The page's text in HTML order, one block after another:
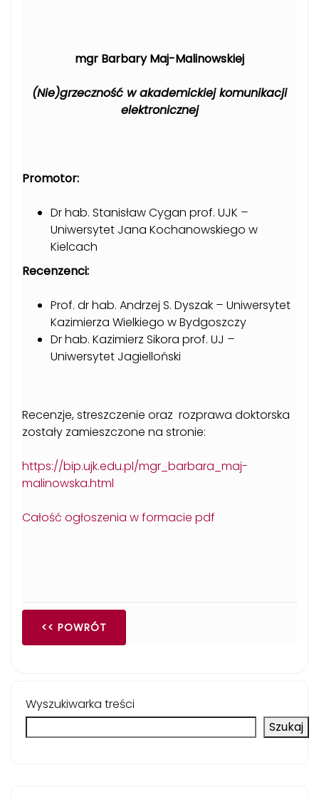
mgr Barbary Maj-Malinowskiej
(Nie)grzeczność w akademickiej komunikacji
elektronicznej
Promotor:
Dr hab. Stanisław Cygan prof. UJK –
Uniwersytet Jana Kochanowskiego w
Kielcach
Recenzenci:
Prof. dr hab. Andrzej S. Dyszak – Uniwersytet
Kazimierza Wielkiego w Bydgoszczy
Dr hab. Kazimierz Sikora prof. UJ –
Uniwersytet Jagielloński
Recenzje, streszczenie oraz rozprawa doktorska
zostały zamieszczone na stronie:
https://bip.ujk.edu.pl/mgr_barbara_maj-
malinowska.html
Całość ogłoszenia w formacie pdf
<< POWRÓT
Wyszukiwarka treści
Szukaj